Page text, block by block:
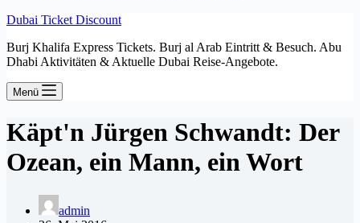
Dubai Ticket Discount
Burj Khalifa Express Tickets. Burj al Arab Eintritt & Besuch. Abu
Dhabi Aktivitäten & Aktuelle Dubai Reise-Angebote.
Menü
Käpt'n Jürgen Schwandt: Der
Ozean, ein Mann, ein Wort
admin